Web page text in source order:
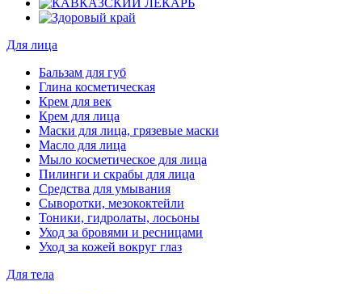
Для лица
Бальзам для губ
Глина косметическая
Крем для век
Крем для лица
Маски для лица, грязевые маски
Масло для лица
Мыло косметическое для лица
Пилинги и скрабы для лица
Средства для умывания
Сыворотки, мезококтейли
Тоники, гидролаты, лосьоны
Уход за бровями и ресницами
Уход за кожей вокруг глаз
Для тела